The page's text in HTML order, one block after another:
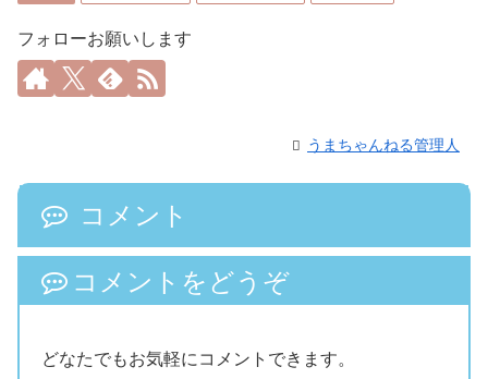
フォローお願いします
うまちゃんねる管理人
コメント
コメントをどうぞ
どなたでもお気軽にコメントできます。